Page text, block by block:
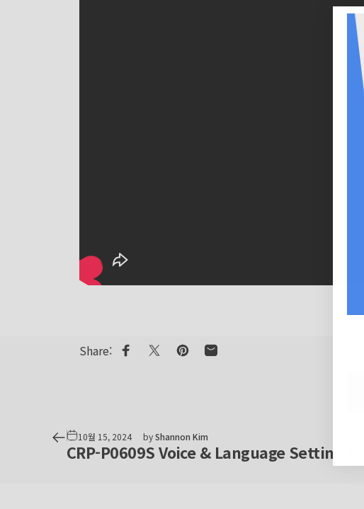
Share: Share on Facebook
Share on XPin on Pinterest
Share by Email
10월 15, 2024 byShannon Kim
CRP-P0609S Voice & Language Setting